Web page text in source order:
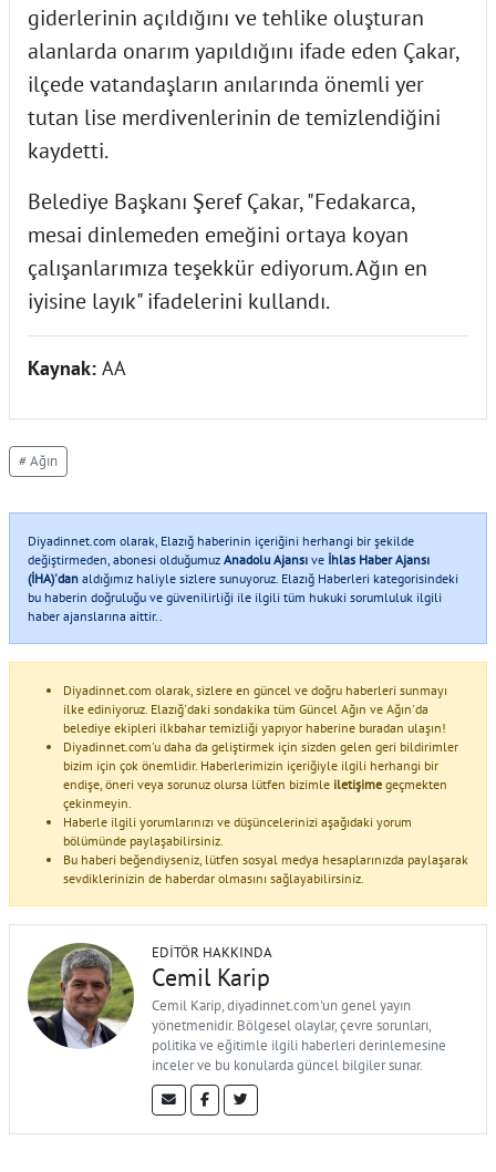
giderlerinin açıldığını ve tehlike oluşturan
alanlarda onarım yapıldığını ifade eden Çakar,
ilçede vatandaşların anılarında önemli yer
tutan lise merdivenlerinin de temizlendiğini
kaydetti.
Belediye Başkanı Şeref Çakar, "Fedakarca,
mesai dinlemeden emeğini ortaya koyan
çalışanlarımıza teşekkür ediyorum. Ağın en
iyisine layık" ifadelerini kullandı.
Kaynak: AA
# Ağın
Diyadinnet.com olarak, Elazığ haberinin içeriğini herhangi bir şekilde
değiştirmeden, abonesi olduğumuz Anadolu Ajansı ve İhlas Haber Ajansı
(İHA)'dan aldığımız haliyle sizlere sunuyoruz. Elazığ Haberleri kategorisindeki
bu haberin doğruluğu ve güvenilirliği ile ilgili tüm hukuki sorumluluk ilgili
haber ajanslarına aittir..
Diyadinnet.com olarak, sizlere en güncel ve doğru haberleri sunmayı
ilke ediniyoruz. Elazığ'daki sondakika tüm Güncel Ağın ve Ağın'da
belediye ekipleri ilkbahar temizliği yapıyor haberine buradan ulaşın!
Diyadinnet.com'u daha da geliştirmek için sizden gelen geri bildirimler
bizim için çok önemlidir. Haberlerimizin içeriğiyle ilgili herhangi bir
endişe, öneri veya sorunuz olursa lütfen bizimle iletişime geçmekten
çekinmeyin.
Haberle ilgili yorumlarınızı ve düşüncelerinizi aşağıdaki yorum
bölümünde paylaşabilirsiniz.
Bu haberi beğendiyseniz, lütfen sosyal medya hesaplarınızda paylaşarak
sevdiklerinizin de haberdar olmasını sağlayabilirsiniz.
EDITÖR HAKKINDA
Cemil Karip
Cemil Karip, diyadinnet.com'un genel yayın
yönetmenidir. Bölgesel olaylar, çevre sorunları,
politika ve eğitimle ilgili haberleri derinlemesine
inceler ve bu konularda güncel bilgiler sunar.